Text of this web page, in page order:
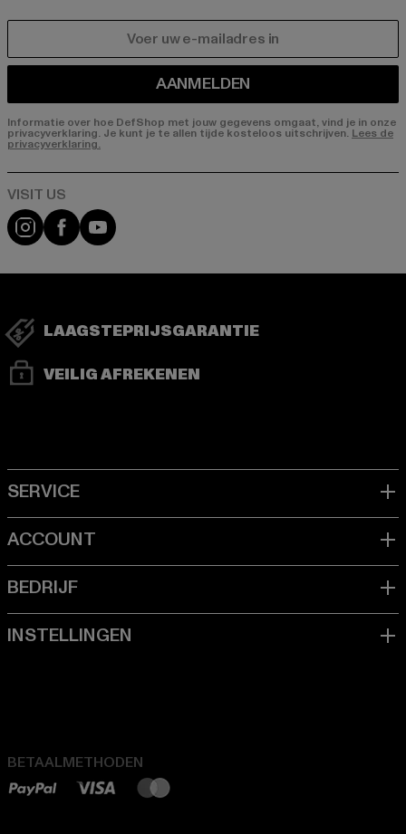
AANMELDEN
Informatie over hoe DefShop met jouw gegevens omgaat, vind je in onze
privacyverklaring. Je kunt je te allen tijde kosteloos uitschrijven. Lees de
privacyverklaring.
Visit our Instagram page:
Visit our Facebook page:
Visit our YouTube channel:
LAAGSTEPRIJSGARANTIE
VEILIG AFREKENEN
BETAALMETHODEN